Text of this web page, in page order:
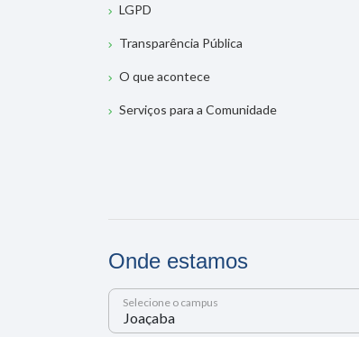
LGPD
Transparência Pública
O que acontece
Serviços para a Comunidade
Onde estamos
Selecione o campus